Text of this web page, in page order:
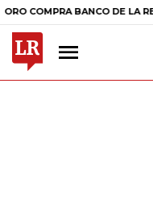
BANCO DE LA REPÚBLICA